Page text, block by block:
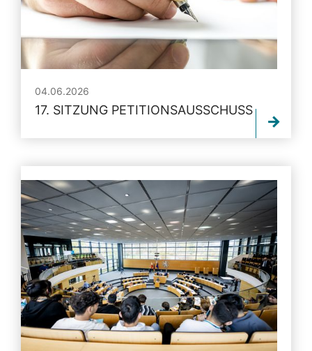
04.06.2026
17. SITZUNG PETITIONSAUSSCHUSS